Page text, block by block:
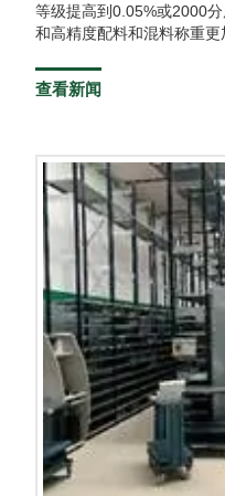
等级提高到0.05%或2000
和高精度配料和混料称重更
查看新闻